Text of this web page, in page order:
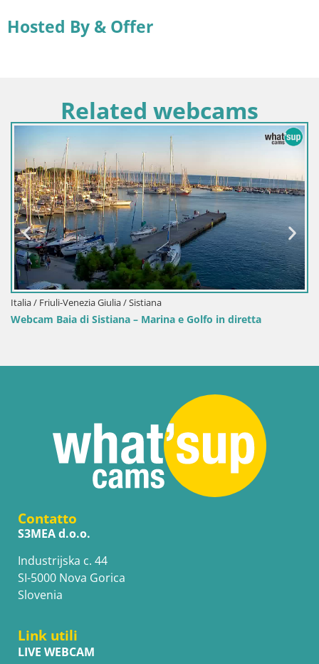
Hosted By & Offer
Related webcams
Italia / Friuli-Venezia Giulia / Sistiana
Webcam Baia di Sistiana – Marina e Golfo in diretta
Contatto
S3MEA d.o.o.
Industrijska c. 44
SI-5000 Nova Gorica
Slovenia
Link utili
LIVE WEBCAM